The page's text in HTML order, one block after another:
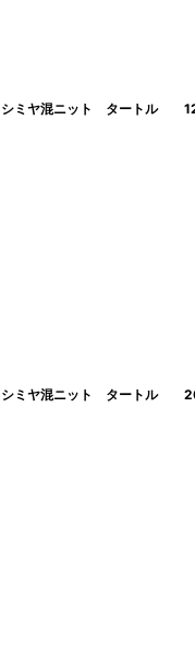
ミヤ混ニット タートル
ミヤ混ニット タートル